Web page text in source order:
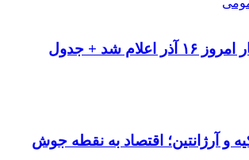
و آرژانتین؛ اقتصاد به نقطه جوش